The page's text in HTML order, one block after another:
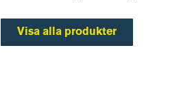
Visa alla produkter